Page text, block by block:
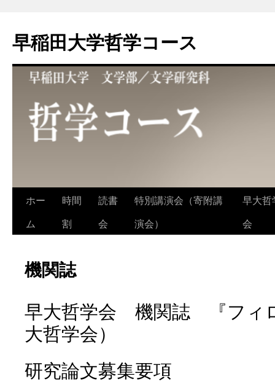
テ
早稲田大学哲学コース
ホー
ム
時間
割
読書
会
特別講演会（寄附講
演会）
早大哲
会
機関誌
早大哲学会 機関誌 『フィ
大哲学会）
研究論文募集要項